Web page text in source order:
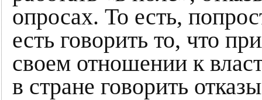
опросах. То есть,
есть говорить то, что
своем отношении к
в стране говорить